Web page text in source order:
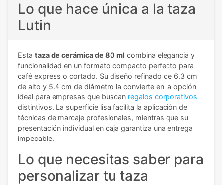
Lo que hace única a la taza
Lutin
Esta taza de cerámica de 80 ml combina elegancia y
funcionalidad en un formato compacto perfecto para
café express o cortado. Su diseño refinado de 6.3 cm
de alto y 5.4 cm de diámetro la convierte en la opción
ideal para empresas que buscan regalos corporativos
distintivos. La superficie lisa facilita la aplicación de
técnicas de marcaje profesionales, mientras que su
presentación individual en caja garantiza una entrega
impecable.
Lo que necesitas saber para
personalizar tu taza